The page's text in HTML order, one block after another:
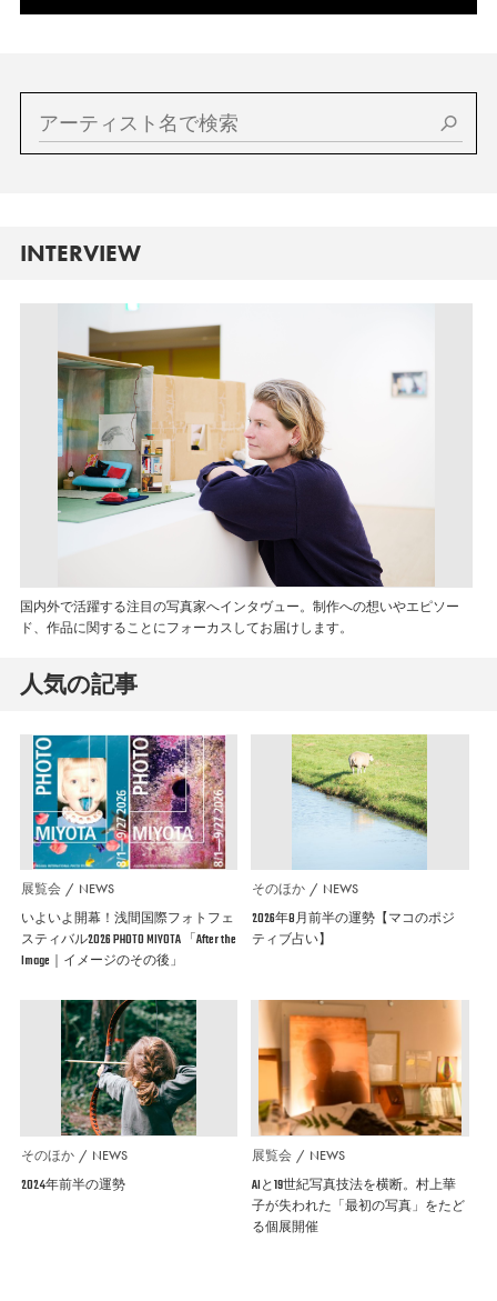
INTERVIEW
国内外で活躍する注目の写真家へインタヴュー。制作への想いやエピソー
ド、作品に関することにフォーカスしてお届けします。
人気の記事
展覧会 NEWS
いよいよ開幕！浅間国際フォトフェ
スティバル2026 PHOTO MIYOTA 「After the
Image｜イメージのその後」
そのほか NEWS
2026年8月前半の運勢【マコのポジ
ティブ占い】
そのほか NEWS
2024年前半の運勢
展覧会 NEWS
AIと19世紀写真技法を横断。村上華
子が失われた「最初の写真」をたど
る個展開催